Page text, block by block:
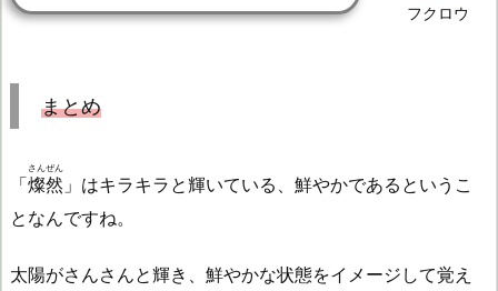
フクロウ
まとめ
「燦然
さんぜん
」はキラキラと輝いている、鮮やかであるというこ
となんですね。
太陽がさんさんと輝き、鮮やかな状態をイメージして覚え